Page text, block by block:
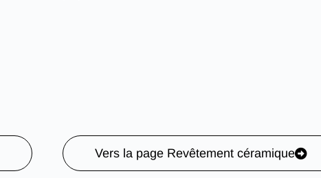
Vers la page Revêtement céramique